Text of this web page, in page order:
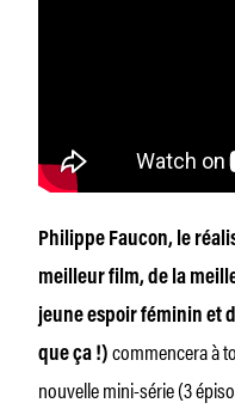
Philippe Faucon, le
meilleur film, de la
jeune espoir féminin et
que ça !) commencera à
nouvelle mini-série (3